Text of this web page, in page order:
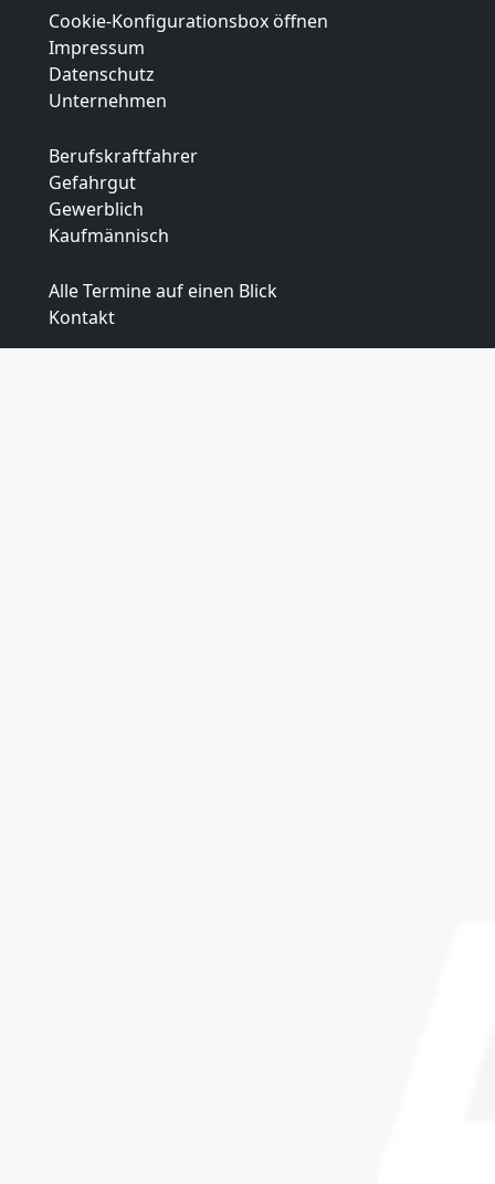
Cookie-Konfigurationsbox öffnen
Impressum
Datenschutz
Unternehmen
Berufskraftfahrer
Gefahrgut
Gewerblich
Kaufmännisch
Alle Termine auf einen Blick
Kontakt